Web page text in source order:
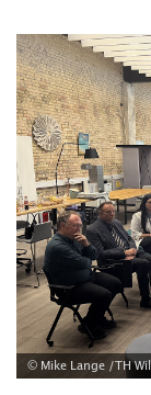
© Mike Lange /TH